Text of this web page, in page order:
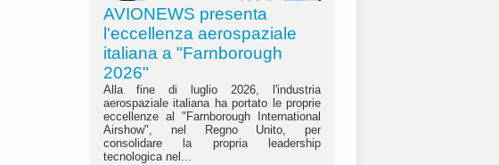
AVIONEWS presenta
l'eccellenza aerospaziale
italiana a "Farnborough
2026"
Alla fine di luglio 2026, l'industria
aerospaziale italiana ha portato le proprie
eccellenze al "Farnborough International
Airshow", nel Regno Unito, per
consolidare la propria leadership
tecnologica nel...